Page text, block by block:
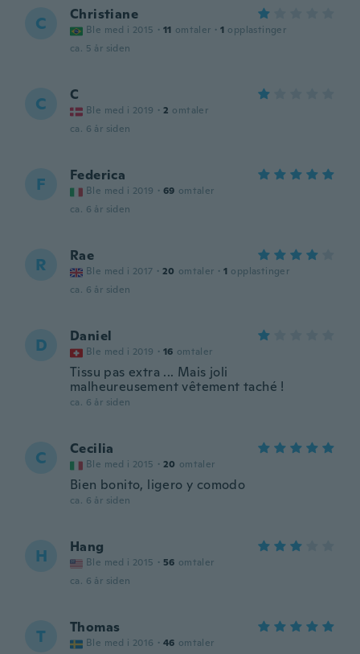
C Christiane
Ble med i 2015 · 11 omtaler · 1 opplastinger
ca. 5 år siden
C C
Ble med i 2019 · 2 omtaler
ca. 6 år siden
F Federica
Ble med i 2019 · 69 omtaler
ca. 6 år siden
R Rae
Ble med i 2017 · 20 omtaler · 1 opplastinger
ca. 6 år siden
D Daniel
Ble med i 2019 · 16 omtaler
Tissu pas extra ... Mais joli
malheureusement vêtement taché !
ca. 6 år siden
C Cecilia
Ble med i 2015 · 20 omtaler
Bien bonito, ligero y comodo
ca. 6 år siden
H Hang
Ble med i 2015 · 56 omtaler
ca. 6 år siden
T Thomas
Ble med i 2016 · 46 omtaler